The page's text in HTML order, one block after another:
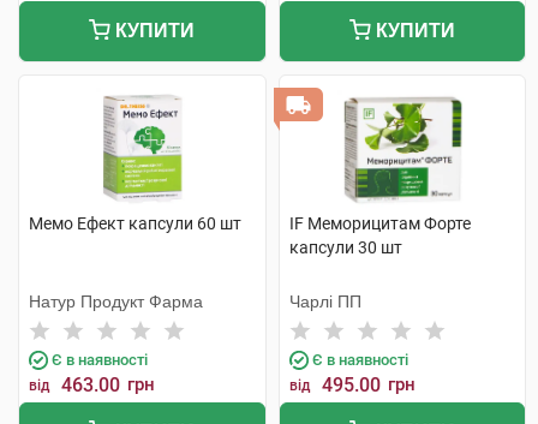
КУПИТИ КУПИТИ
Мемо Ефект капсули 60 шт
Натур Продукт Фарма
Є в наявності
від 463.00 грн
IF Меморицитам Форте
капсули 30 шт
Чарлі ПП
Є в наявності
від 495.00 грн